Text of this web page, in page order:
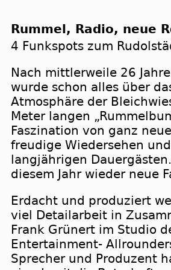
Rummel, Radio, neue
4 Funkspots zum
Nach mittlerweile 26
wurde schon alles über
Atmosphäre der
Meter langen
Faszination von ganz
freudige Wiedersehen
langjährigen
diesem Jahr wieder neue
Erdacht und produziert
viel Detailarbeit in
Frank Grünert im Studio
Entertainment-
Sprecher und Produzent